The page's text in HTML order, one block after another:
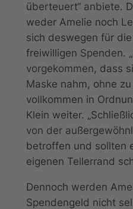
überteuert“ anbiete.
weder Amelie noch
sich deswegen für
freiwilligen Spenden.
vorgekommen, dass
Maske nahm, ohne
vollkommen in
Klein weiter.
von der
betroffen und sollten
eigenen Tellerrand
Dennoch werden
Spendengeld nicht